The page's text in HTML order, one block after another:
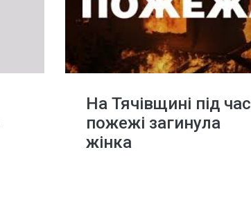
На Тячівщині під час
пожежі загинула
жінка